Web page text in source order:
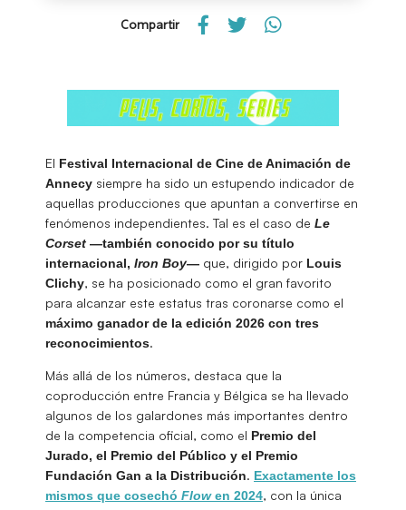
Compartir
El Festival Internacional de Cine de Animación de
Annecy siempre ha sido un estupendo indicador de
aquellas producciones que apuntan a convertirse en
fenómenos independientes. Tal es el caso de Le
Corset —también conocido por su título
internacional, Iron Boy— que, dirigido por Louis
Clichy, se ha posicionado como el gran favorito
para alcanzar este estatus tras coronarse como el
máximo ganador de la edición 2026 con tres
reconocimientos.
Más allá de los números, destaca que la
coproducción entre Francia y Bélgica se ha llevado
algunos de los galardones más importantes dentro
de la competencia oficial, como el Premio del
Jurado, el Premio del Público y el Premio
Fundación Gan a la Distribución. Exactamente los
mismos que cosechó Flowen 2024, con la única